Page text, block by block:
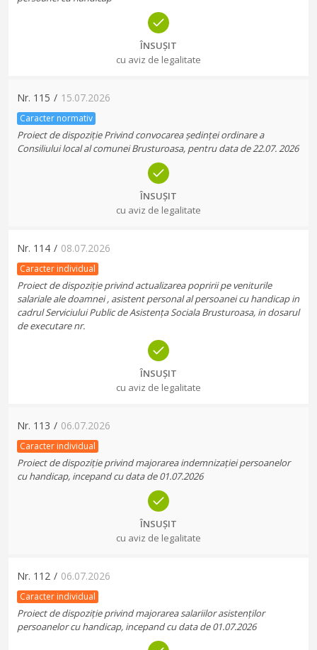
ÎNSUȘIT
cu aviz de legalitate
Nr. 115 / 15.07.2026
Caracter normativ
Proiect de dispoziție Privind convocarea ședinței ordinare a
Consiliului local al comunei Brusturoasa, pentru data de 22.07. 2026
ÎNSUȘIT
cu aviz de legalitate
Nr. 114 / 08.07.2026
Caracter individual
Proiect de dispoziție privind actualizarea popririi pe veniturile
salariale ale doamnei , asistent personal al persoanei cu handicap in
cadrul Serviciului Public de Asistența Sociala Brusturoasa, in dosarul
de executare nr.
ÎNSUȘIT
cu aviz de legalitate
Nr. 113 / 06.07.2026
Caracter individual
Proiect de dispoziție privind majorarea indemnizației persoanelor
cu handicap, incepand cu data de 01.07.2026
ÎNSUȘIT
cu aviz de legalitate
Nr. 112 / 06.07.2026
Caracter individual
Proiect de dispoziție privind majorarea salariilor asistenților
persoanelor cu handicap, incepand cu data de 01.07.2026